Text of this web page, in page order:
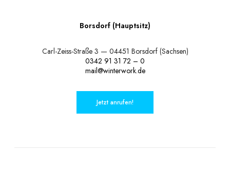
Borsdorf (Hauptsitz)
Carl-Zeiss-Straße 3 — 04451 Borsdorf (Sachsen)
0342 91 31 72 – 0
mail@winterwork.de
Jetzt anrufen!